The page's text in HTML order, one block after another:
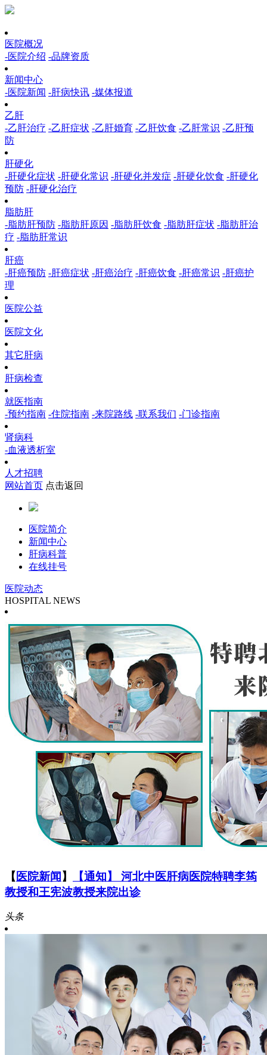
医院概况
-医院介绍 -品牌资质
新闻中心
-医院新闻 -肝病快讯 -媒体报道
乙肝
-乙肝治疗 -乙肝症状 -乙肝婚育 -乙肝饮食 -乙肝常识 -乙肝预
防
肝硬化
-肝硬化症状 -肝硬化常识 -肝硬化并发症 -肝硬化饮食 -肝硬化
预防 -肝硬化治疗
脂肪肝
-脂肪肝预防 -脂肪肝原因 -脂肪肝饮食 -脂肪肝症状 -脂肪肝治
疗 -脂肪肝常识
肝癌
-肝癌预防 -肝癌症状 -肝癌治疗 -肝癌饮食 -肝癌常识 -肝癌护
理
医院公益
医院文化
其它肝病
肝病检查
就医指南
-预约指南 -住院指南 -来院路线 -联系我们 -门诊指南
肾病科
-血液透析室
人才招聘
网站首页 点击返回
医院简介
新闻中心
肝病科普
在线挂号
医院动态
HOSPITAL NEWS
【 医院新闻】
【通知】 河北中医肝病医院特聘李筠
教授和王宪波教授来院出诊
头条